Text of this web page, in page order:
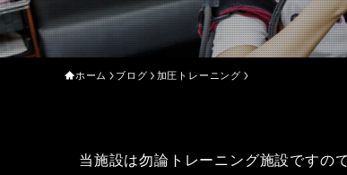
ホーム ブログ 加圧トレーニング
当施設は勿論トレーニング施設ですの